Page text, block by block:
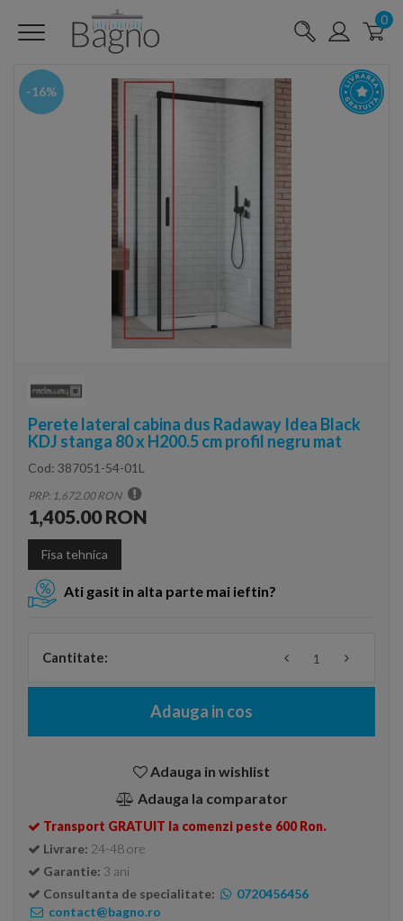
0
-16%
Perete lateral cabina dus Radaway Idea Black
KDJ stanga 80 x H200.5 cm profil negru mat
Cod: 387051-54-01L
PRP: 1,672.00 RON
1,405.00 RON
Fisa tehnica
Ati gasit in alta parte mai ieftin?
Cantitate:
Adauga in cos
Adauga in wishlist
Adauga la comparator
Transport GRATUIT la comenzi peste 600 Ron.
Livrare: 24-48 ore
Garantie: 3 ani
Consultanta de specialitate:
0720456456
contact@bagno.ro